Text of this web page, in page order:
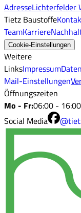
AdresseLichterfelder
Tietz Baustoffe
TeamKarriere
Cookie-Einstellungen
Weitere
LinksImpressum
Mail-Einstellungen
Öffnungszeiten
Mo - Fr:06:00 -
Social Media